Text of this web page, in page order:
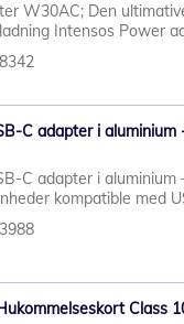
W30AC; Den
Intensos Power
C adapter i aluminium
C adapter i aluminium
kompatible med
Class